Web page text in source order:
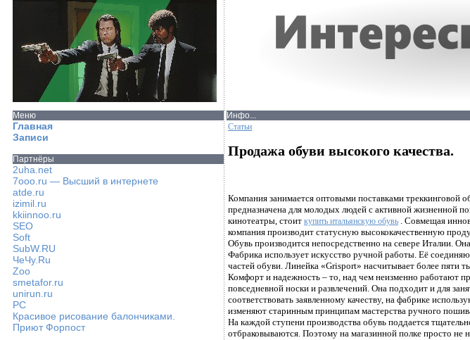
Меню
Главная
Записи
Партнёры
2uha.net
7ooo.ru — Высший в интернете
atde.ru
izimil.ru
kkiinnoo.ru
SEO
Soft
SubW.RU
ЧеЧу.Ru
Zoo
smetafor.ru
unirun.ru
PC
Красивое рисование балончиками.
Приют Форпост
Инфо...
Статьи
Продажа обуви высокого качества.
Компания занимается оптовыми поставками треккинговой
предназначена для молодых людей с активной жизненной
кинотеатры, стоит купить итальянскую обувь . Совмещая
компания производит статусную высококачественную
Обувь производится непосредственно на севере Италии.
Фабрика использует искусство ручной работы. Её
частей обуви. Линейка «Grisport» насчитывает более пяти
Комфорт и надежность – то, над чем неизменно работают
повседневной носки и развлечений. Она подходит и для
соответствовать заявленному качеству, на фабрике
изменяют старинным принципам мастерства ручного
На каждой ступени производства обувь поддается
отбраковываются. Поэтому на магазинной полке просто не